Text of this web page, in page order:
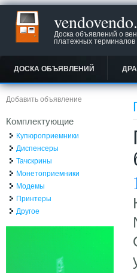
Доска объявлений о
платежных терминалов
ДОСКА ОБЪЯВЛЕНИЙ
Добавить объявление
Комплектующие
Купюроприемники
Диспенсеры
Тачскрины
Монетоприемники
Модемы
Принтеры
Другое